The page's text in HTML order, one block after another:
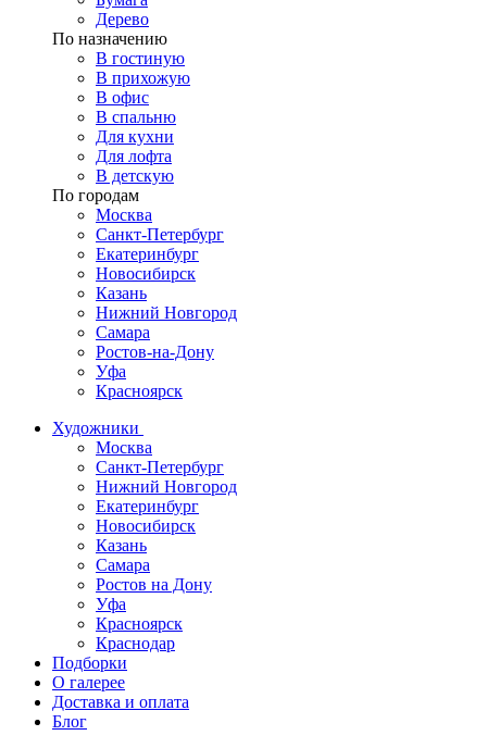
Дерево
По назначению
В гостиную
В прихожую
В офис
В спальню
Для кухни
Для лофта
В детскую
По городам
Москва
Санкт-Петербург
Екатеринбург
Новосибирск
Казань
Нижний Новгород
Самара
Ростов-на-Дону
Уфа
Красноярск
Художники
Москва
Санкт-Петербург
Нижний Новгород
Екатеринбург
Новосибирск
Казань
Самара
Ростов на Дону
Уфа
Красноярск
Краснодар
Подборки
О галерее
Доставка и оплата
Блог